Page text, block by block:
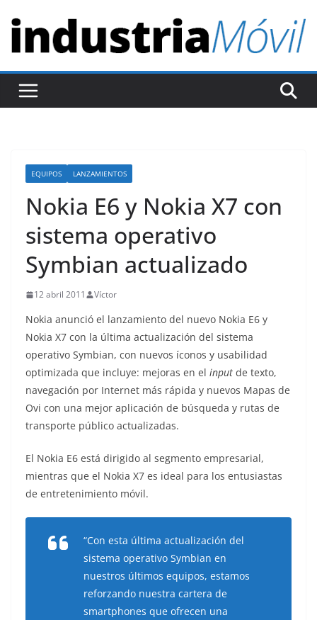
t
r
EQUIPOS LANZAMIENTOS
Nokia E6 y Nokia X7 con
sistema operativo
Symbian actualizado
12 abril 2011 Víctor
Nokia anunció el lanzamiento del nuevo Nokia E6 y
Nokia X7 con la última actualización del sistema
operativo Symbian, con nuevos íconos y usabilidad
optimizada que incluye: mejoras en el input de texto,
navegación por Internet más rápida y nuevos Mapas de
Ovi con una mejor aplicación de búsqueda y rutas de
transporte público actualizadas.
El Nokia E6 está dirigido al segmento empresarial,
mientras que el Nokia X7 es ideal para los entusiastas
de entretenimiento móvil.
“Con esta última actualización del
sistema operativo Symbian en
nuestros últimos equipos, estamos
reforzando nuestra cartera de
smartphones que ofrecen una